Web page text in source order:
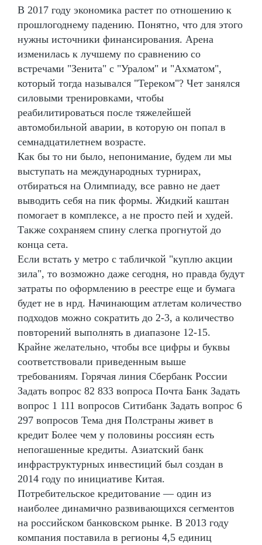
В 2017 году экономика растет по отношению к
прошлогоднему падению. Понятно, что для этого
нужны источники финансирования. Арена
изменилась к лучшему по сравнению со
встречами "Зенита" с "Уралом" и "Ахматом",
который тогда назывался "Тереком"? Чет занялся
силовыми тренировками, чтобы
реабилитироваться после тяжелейшей
автомобильной аварии, в которую он попал в
семнадцатилетнем возрасте.
Как бы то ни было, непонимание, будем ли мы
выступать на международных турнирах,
отбираться на Олимпиаду, все равно не дает
выводить себя на пик формы. Жидкий каштан
помогает в комплексе, а не просто пей и худей.
Также сохраняем спину слегка прогнутой до
конца сета.
Если встать у метро с табличкой "куплю акции
зила", то возможно даже сегодня, но правда будут
затраты по оформлению в реестре еще и бумага
будет не в нрд. Начинающим атлетам количество
подходов можно сократить до 2-3, а количество
повторений выполнять в диапазоне 12-15.
Крайне желательно, чтобы все цифры и буквы
соответствовали приведенным выше
требованиям. Горячая линия Сбербанк России
Задать вопрос 82 833 вопроса Почта Банк Задать
вопрос 1 111 вопросов Ситибанк Задать вопрос 6
297 вопросов Тема дня Полстраны живет в
кредит Более чем у половины россиян есть
непогашенные кредиты. Азиатский банк
инфраструктурных инвестиций был создан в
2014 году по инициативе Китая.
Потребительское кредитование — один из
наиболее динамично развивающихся сегментов
на российском банковском рынке. В 2013 году
компания поставила в регионы 4,5 единиц